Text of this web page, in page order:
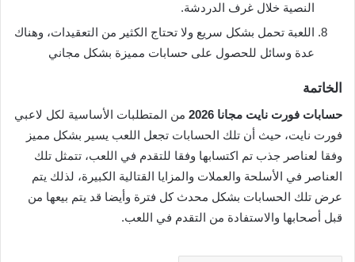
النصية خلال غرف الدردشة.
اللعبة تحمل بشكل سريع ولا تحتاج الكثير من التعقيدات، وهناك
عدة وسائل للحصول على حسابات مميزة بشكل مجاني
الخاتمة
حسابات فورت نايت مجانا 2026
من المتطلبات الأساسية لكل لاعبي
فورت نايت، حيث أن تلك الحسابات تجعل اللعب يسير بشكل مميز
وفقا لعناصر جذب تم اكتسابها وفقا للتقدم في اللعب، تتمثل تلك
العناصر في الأسلحة والعملات والمزايا القتالية الكبيرة، لذلك يتم
عرض تلك الحسابات بشكل محدث كل فترة وأيضا قد يتم بيعها من
قبل أصحابها والاستفادة من التقدم في اللعب.